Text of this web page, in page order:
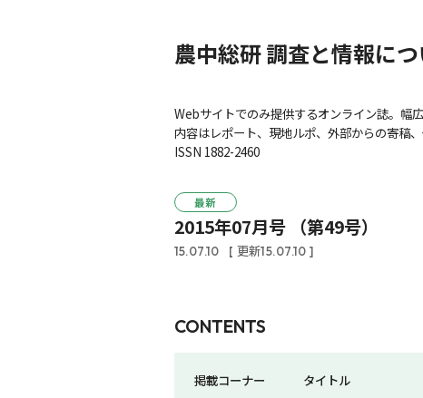
農中総研 調査と情報につ
Webサイトでのみ提供するオンライン誌。幅
内容はレポート、現地ルポ、外部からの寄稿
ISSN 1882-2460
最新
2015年07月号 （第49号）
15.07.10 [ 更新15.07.10 ]
CONTENTS
掲載コーナー タイトル